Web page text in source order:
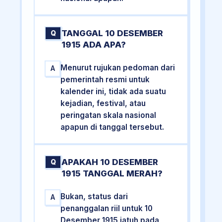
Q
TANGGAL 10 DESEMBER
1915 ADA APA?
A
Menurut rujukan pedoman dari
pemerintah resmi untuk
kalender ini, tidak ada suatu
kejadian, festival, atau
peringatan skala nasional
apapun di tanggal tersebut.
Q
APAKAH 10 DESEMBER
1915 TANGGAL MERAH?
A
Bukan, status dari
penanggalan riil untuk 10